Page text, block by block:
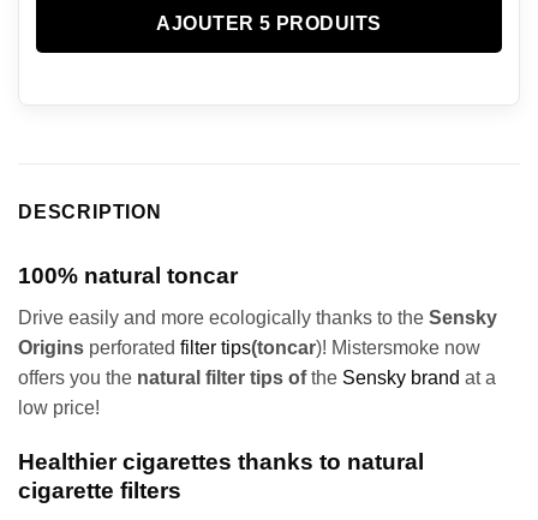
AJOUTER 5 PRODUITS
DESCRIPTION
100% natural toncar
Drive easily and more ecologically thanks to the Sensky
Origins perforated filter tips(toncar)! Mistersmoke now
offers you the natural filter tips ofthe Sensky brand at a
low price!
Healthier cigarettes thanks to natural
cigarette filters